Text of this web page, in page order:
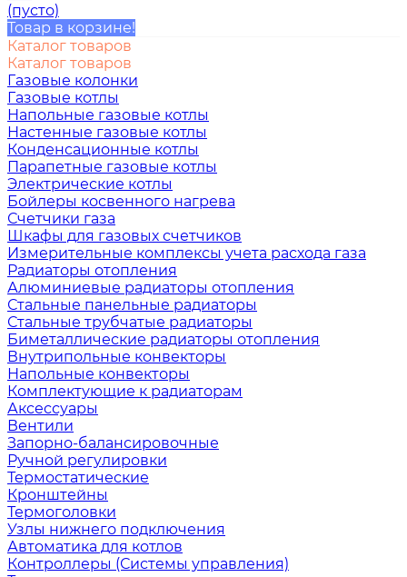
(пусто)
Товар в корзине!
Каталог товаров
Каталог товаров
Газовые колонки
Газовые котлы
Напольные газовые котлы
Настенные газовые котлы
Конденсационные котлы
Парапетные газовые котлы
Электрические котлы
Бойлеры косвенного нагрева
Счетчики газа
Шкафы для газовых счетчиков
Измерительные комплексы учета расхода газа
Радиаторы отопления
Алюминиевые радиаторы отопления
Стальные панельные радиаторы
Стальные трубчатые радиаторы
Биметаллические радиаторы отопления
Внутрипольные конвекторы
Напольные конвекторы
Комплектующие к радиаторам
Аксессуары
Вентили
Запорно-балансировочные
Ручной регулировки
Термостатические
Кронштейны
Термоголовки
Узлы нижнего подключения
Автоматика для котлов
Контроллеры (Системы управления)